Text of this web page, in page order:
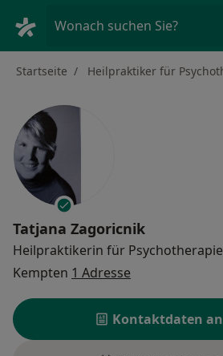
Wonach suchen Sie?
Startseite Heilpraktiker für
Tatjana Zagoricnik
Heilpraktikerin für Psychotherapie
Kempten 1 Adresse
Kontaktdaten